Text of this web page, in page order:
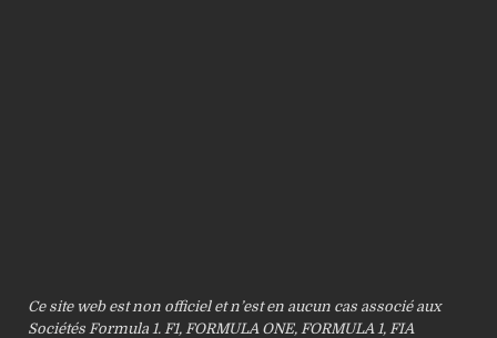
Ce site web est non officiel et n’est en aucun cas associé aux
Sociétés Formula 1. F1, FORMULA ONE, FORMULA 1, FIA